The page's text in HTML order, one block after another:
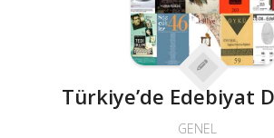
Türkiye’de Edebiyat
GENEL